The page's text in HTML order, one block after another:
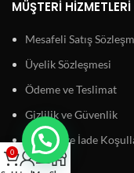
MÜŞTERI HIZMETLERI
Mesafeli Satış
Üyelik Sözleşmesi
Ödeme ve Teslimat
Gizlilik ve Güvenlik
Garanti ve İade
0